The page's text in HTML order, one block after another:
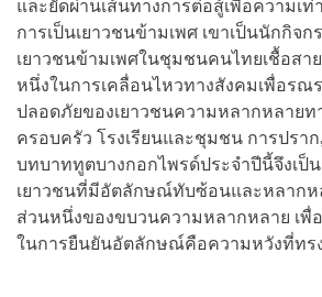
และยัดผ่านเส้นทางการต่อสู้เพื่อความเท่
การเป็นเยาวชนข้ามเพศ เขาเป็นนักกิจ
เยาวชนข้ามเพศในชุมชนคนไทยเชื้อสา
หนึ่งในการเคลื่อนไหวทางสังคมเพื่อรณ
ปลอดภัยของเยาวชนความหลากหลายท
ครอบครัว โรงเรียนและชุมชน การปรา
บทบาททูตบางกอกไพรด์ประจำปีนี้จึงเป็
เยาวชนที่มีอัตลักษณ์ทับซ้อนและหลากห
ส่วนหนึ่งของขบวนความหลากหลาย เพื่
ในการยืนยันอัตลักษณ์คือความหวังที่ทร